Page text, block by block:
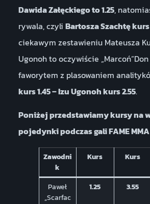
Dawida Załęckiego to 1.25,
rywala, czyli Bartosza Szachtę
ciekawym zestawieniu Mateusza
Ugonoh to oczywiście
faworytem z plasowaniem
kurs 1.45 – Izu Ugonoh kurs 2.55.
Poniżej przedstawiamy kursy na
pojedynki podczas gali FAME MMA
Zawodni
k
Kurs Kurs
Paweł
„Scarfac
1.25 3.55